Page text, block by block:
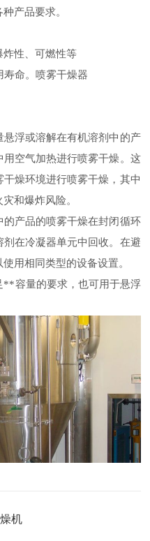
产品要求。
炸性、可燃性等
命。喷雾干燥器
浮或溶解在有机溶剂中的产
空气加热进行喷雾干燥。这
燥环境进行喷雾干燥，其中
和爆炸风险。
产品的喷雾干燥在封闭循环
在冷凝器单元中回收。在避
用相同类型的设备设置。
**容量的要求，也可用于悬浮
机